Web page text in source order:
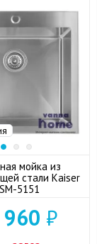
мойка из
стали Kaiser
5151
₽